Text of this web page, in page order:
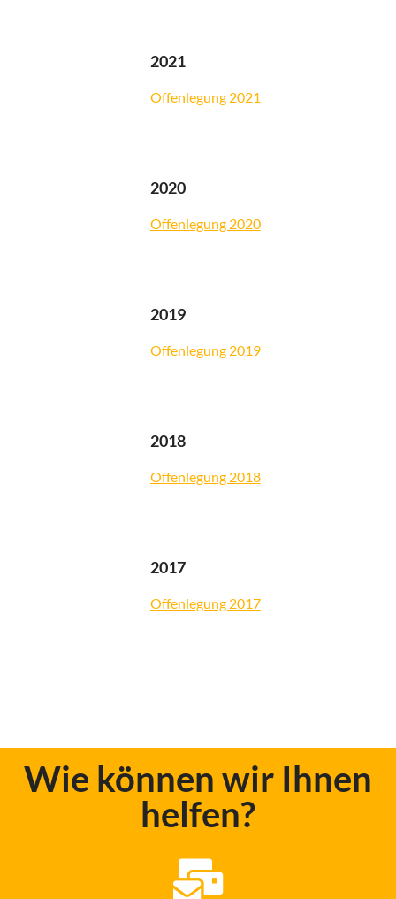
2021
Offenlegung 2021
2020
Offenlegung 2020
2019
Offenlegung 2019
2018
Offenlegung 2018
2017
Offenlegung 2017
Wie können wir Ihnen
helfen?